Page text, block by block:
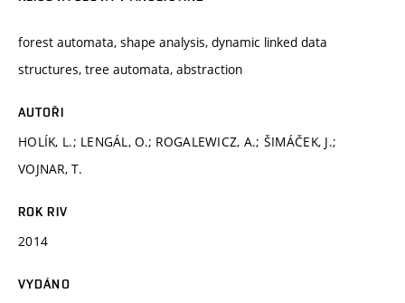
forest automata, shape analysis, dynamic linked data
structures, tree automata, abstraction
AUTOŘI
HOLÍK, L.; LENGÁL, O.; ROGALEWICZ, A.; ŠIMÁČEK, J.;
VOJNAR, T.
ROK RIV
2014
VYDÁNO